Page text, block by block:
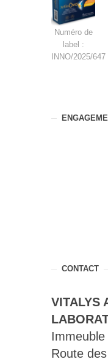
Numéro de
label :
INNO/2025/647
CONTACT
VITALYS
Route